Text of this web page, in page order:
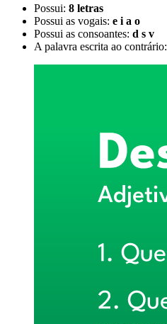
Possui: 8 letras
Possui as vogais: e i a o
Possui as consoantes: d s v
A palavra escrita ao contrário: